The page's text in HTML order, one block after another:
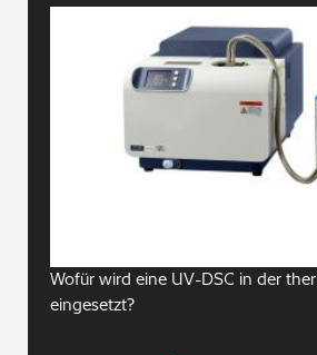
Wofür wird eine UV-DSC in der
eingesetzt?